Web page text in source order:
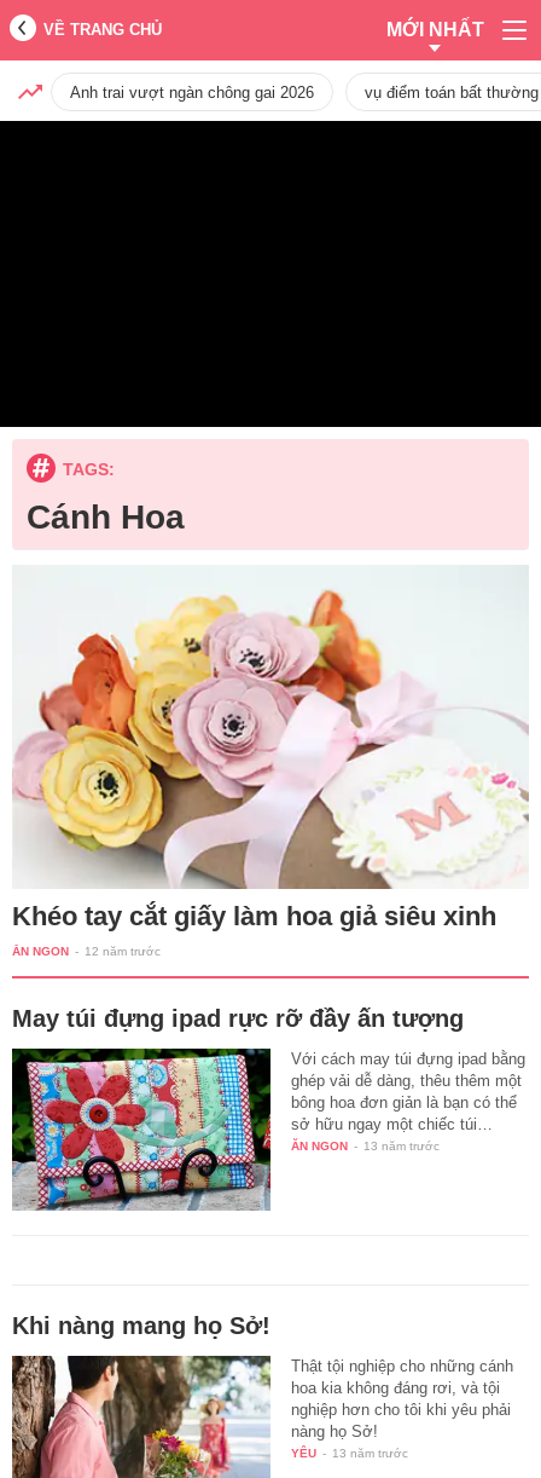
VỀ TRANG CHỦ MỚI NHẤT
Anh trai vượt ngàn chông gai 2026 vụ điểm toán bất
TAGS:
Cánh Hoa
Khéo tay cắt giấy làm hoa giả siêu xinh
ĂN NGON - 12 năm trước
May túi đựng ipad rực rỡ đầy ấn tượng
Với cách may túi đựng ipad bằng
ghép vải dễ dàng, thêu thêm một
bông hoa đơn giản là bạn có thể
sở hữu ngay một chiếc túi…
ĂN NGON - 13 năm trước
Khi nàng mang họ Sở!
Thật tội nghiệp cho những cánh
hoa kia không đáng rơi, và tội
nghiệp hơn cho tôi khi yêu phải
nàng họ Sở!
YÊU - 13 năm trước